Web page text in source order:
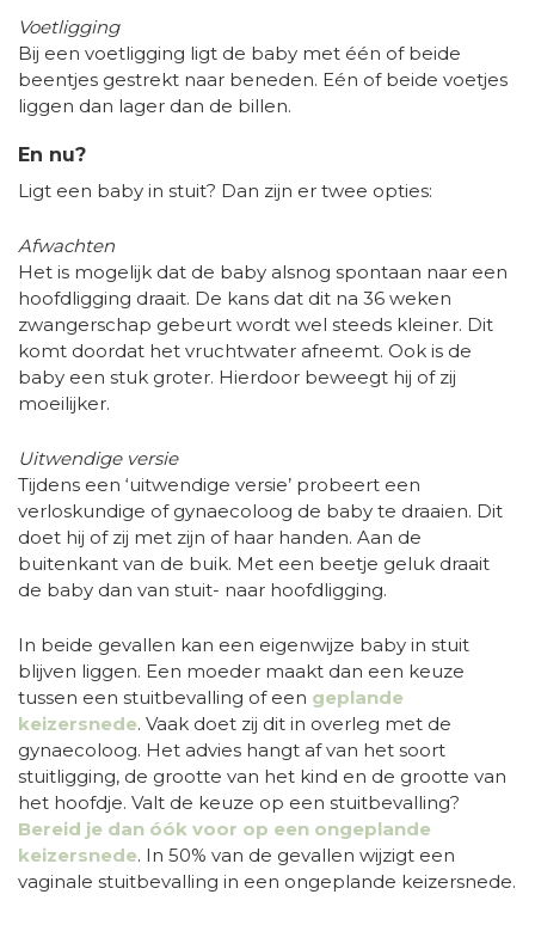
Voetligging
Bij een voetligging ligt de baby met één of beide
beentjes gestrekt naar beneden. Eén of beide voetjes
liggen dan lager dan de billen.
En nu?
Ligt een baby in stuit? Dan zijn er twee opties:
Afwachten
Het is mogelijk dat de baby alsnog spontaan naar een
hoofdligging draait. De kans dat dit na 36 weken
zwangerschap gebeurt wordt wel steeds kleiner. Dit
komt doordat het vruchtwater afneemt. Ook is de
baby een stuk groter. Hierdoor beweegt hij of zij
moeilijker.
Uitwendige versie
Tijdens een ‘uitwendige versie’ probeert een
verloskundige of gynaecoloog de baby te draaien. Dit
doet hij of zij met zijn of haar handen. Aan de
buitenkant van de buik. Met een beetje geluk draait
de baby dan van stuit- naar hoofdligging.
In beide gevallen kan een eigenwijze baby in stuit
blijven liggen. Een moeder maakt dan een keuze
tussen een stuitbevalling of een geplande
keizersnede. Vaak doet zij dit in overleg met de
gynaecoloog. Het advies hangt af van het soort
stuitligging, de grootte van het kind en de grootte van
het hoofdje. Valt de keuze op een stuitbevalling?
Bereid je dan óók voor op een ongeplande
keizersnede. In 50% van de gevallen wijzigt een
vaginale stuitbevalling in een ongeplande keizersnede.